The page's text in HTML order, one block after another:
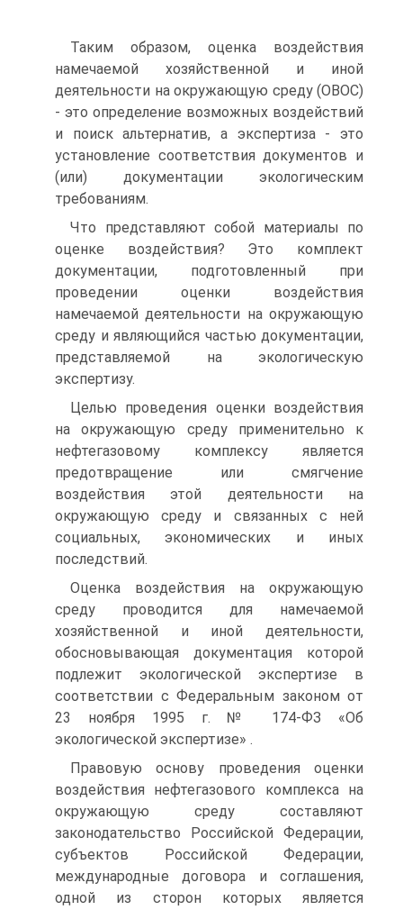
Таким образом, оценка воздействия
намечаемой хозяйственной и иной
деятельности на окружающую среду (ОВОС)
- это определение возможных воздействий
и поиск альтернатив, а экспертиза - это
установление соответствия документов и
(или) документации экологическим
требованиям.
Что представляют собой материалы по
оценке воздействия? Это комплект
документации, подготовленный при
проведении оценки воздействия
намечаемой деятельности на окружающую
среду и являющийся частью документации,
представляемой на экологическую
экспертизу.
Целью проведения оценки воздействия
на окружающую среду применительно к
нефтегазовому комплексу является
предотвращение или смягчение
воздействия этой деятельности на
окружающую среду и связанных с ней
социальных, экономических и иных
последствий.
Оценка воздействия на окружающую
среду проводится для намечаемой
хозяйственной и иной деятельности,
обосновывающая документация которой
подлежит экологической экспертизе в
соответствии с Федеральным законом от
23 ноября 1995 г. № 174-ФЗ «Об
экологической экспертизе» .
Правовую основу проведения оценки
воздействия нефтегазового комплекса на
окружающую среду составляют
законодательство Российской Федерации,
субъектов Российской Федерации,
международные договора и соглашения,
одной из сторон которых является